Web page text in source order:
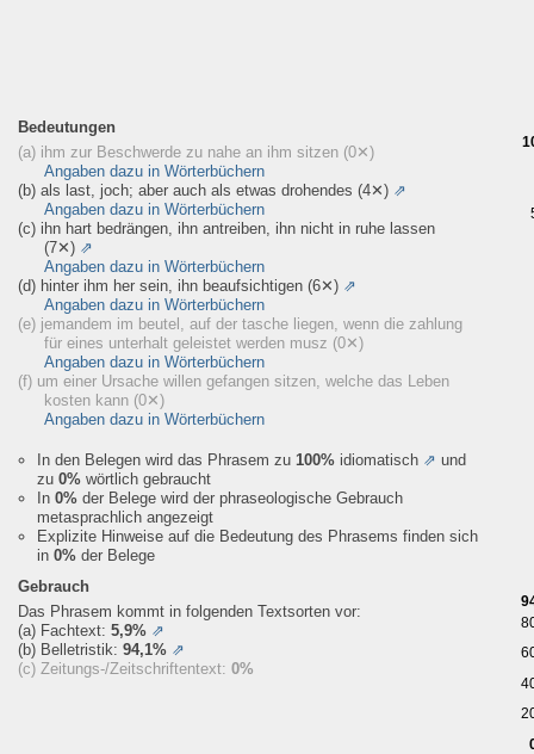
Bedeutungen
(a) ihm zur Beschwerde zu nahe an ihm sitzen (0✕)
Angaben dazu in Wörterbüchern
(b) als last, joch; aber auch als etwas drohendes (4✕) ⇗
Angaben dazu in Wörterbüchern
(c) ihn hart bedrängen, ihn antreiben, ihn nicht in ruhe lassen
(7✕) ⇗
Angaben dazu in Wörterbüchern
(d) hinter ihm her sein, ihn beaufsichtigen (6✕) ⇗
Angaben dazu in Wörterbüchern
(e) jemandem im beutel, auf der tasche liegen, wenn die zahlung
für eines unterhalt geleistet werden musz (0✕)
Angaben dazu in Wörterbüchern
(f) um einer Ursache willen gefangen sitzen, welche das Leben
kosten kann (0✕)
Angaben dazu in Wörterbüchern
In den Belegen wird das Phrasem zu 100% idiomatisch ⇗ und
zu 0% wörtlich gebraucht
In 0% der Belege wird der phraseologische Gebrauch
metasprachlich angezeigt
Explizite Hinweise auf die Bedeutung des Phrasems finden sich
in 0% der Belege
Gebrauch
Das Phrasem kommt in folgenden Textsorten vor:
(a) Fachtext: 5,9% ⇗
(b) Belletristik: 94,1% ⇗
(c) Zeitungs-/Zeitschriftentext: 0%